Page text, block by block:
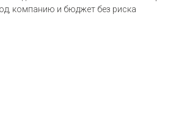
компанию и бюджет без риска